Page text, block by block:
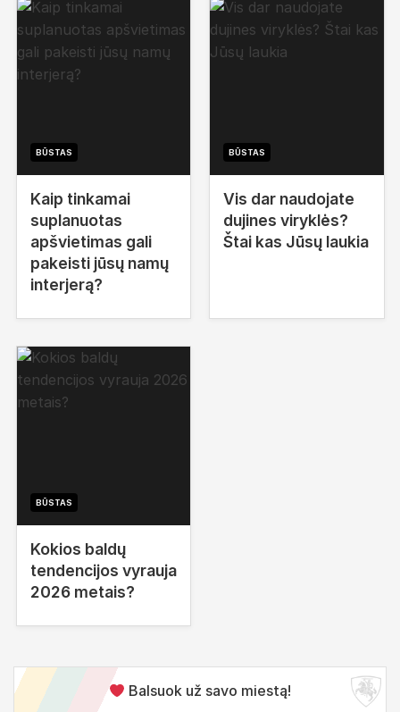
BŪSTAS
Kaip tinkamai
suplanuotas
apšvietimas gali
pakeisti jūsų namų
interjerą?
BŪSTAS
Vis dar naudojate
dujines viryklės?
Štai kas Jūsų laukia
BŪSTAS
Kokios baldų
tendencijos vyrauja
2026 metais?
Balsuok už savo miestą!